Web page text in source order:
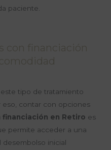
paciente.
tipo de tratamiento
contar con opciones
en Retiro es
permite acceder a una
desembolso inicial